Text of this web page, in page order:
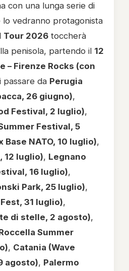
con una lunga serie di
vedranno protagonista
Tour 2026 toccherà
penisola, partendo il 12
– Firenze Rocks (con
passare da Perugia
26 giugno),
Festival, 2 luglio),
Festival, 5
Base NATO, 10 luglio),
12 luglio), Legnano
16 luglio),
Park, 25 luglio),
31 luglio),
di stelle, 2 agosto),
Summer
, Catania (Wave
agosto), Palermo